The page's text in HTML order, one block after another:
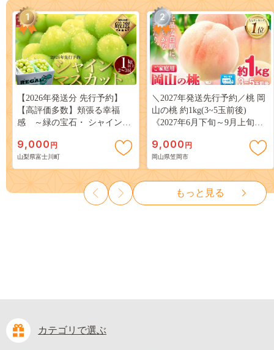
1
【2026年発送分 先行予約】
【高評価多数】頬張る幸福
感 ～緑の宝石・ シャインマ
３房） フルーツ 山梨県産 果
物 くだもの シャイン マスカ
ット ぶどう ブドウ 葡萄 大粒
種なし 先行予約 富士川町
10000円 一万円 9000円 九千円
9,000 円
山梨県富士川町
2
＼2027年発送先行予約／桃 岡
山の桃 約1kg(3~5玉前後)
《2027年6月下旬～9月上旬頃
岡山 はくとう スイーツ フル
ーツ 果物 デザート 旬 モモ も
も 先行予約 送料無料 果物 岡
山県 笠岡市 清水白桃 白鳳 白
麗 クール便---
kasaoka_zsy_419_100---
9,000 円
岡山県笠岡市
もっと見る
カテゴリで選ぶ